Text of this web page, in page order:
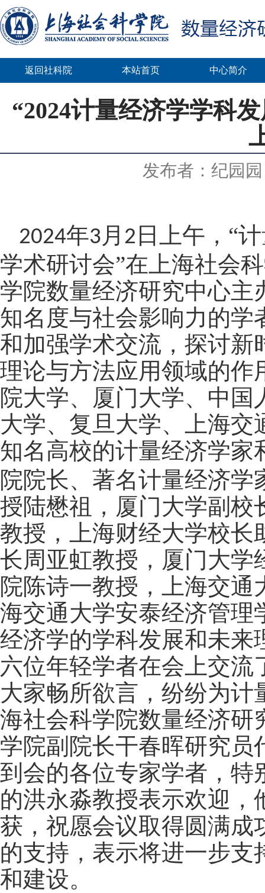
返回社科院 本站首页 中心简介
“2024计量经济学学科
发布者：纪园园
2024年3 月 2 日上午，“
学术研讨会”在上海社会
学院数量经济研究中心主
知名度与社会影响力的学
和加强学术交流，探讨新
理论与方法应用领域的作
院大学、厦门大学、中
大学、复旦大学、上海
知名高校的计量经济学家
院院长、著名计量经济
授陆懋祖，厦门大学副校
教授，上海财经大学校长
长周亚虹教授，厦门大学
院陈诗一教授，上海交
海交通大学安泰经济管理
经济学的学科发展和未来
六位年轻学者在会上交
大家畅所欲言，纷纷为
海社会科学院数量经济研
学院副院长干春晖研究员
到会的各位专家学者，特
的洪永淼教授表示欢迎
获，祝愿会议取得圆满成
的支持，表示将进一步
和建设。